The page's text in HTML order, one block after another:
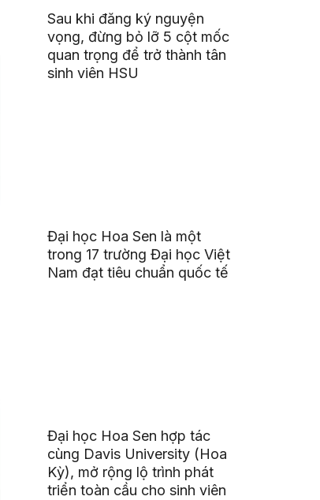
Sau khi đăng ký nguyện
vọng, đừng bỏ lỡ 5 cột mốc
quan trọng để trở thành tân
sinh viên HSU
Đại học Hoa Sen là một
trong 17 trường Đại học Việt
Nam đạt tiêu chuẩn quốc tế
Đại học Hoa Sen hợp tác
cùng Davis University (Hoa
Kỳ), mở rộng lộ trình phát
triển toàn cầu cho sinh viên